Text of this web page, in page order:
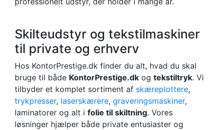
Skilteudstyr og tekstilmaskiner
til private og erhverv
Hos KontorPrestige.dk finder du alt, hvad du skal
bruge til både KontorPrestige.dk og tekstiltryk. Vi
tilbyder et komplet sortiment af skæreplottere,
trykpresser, laserskærere, graveringsmaskiner,
laminatorer og alt i folie til skiltning. Vores
løsninger hjælper både private entusiaster og